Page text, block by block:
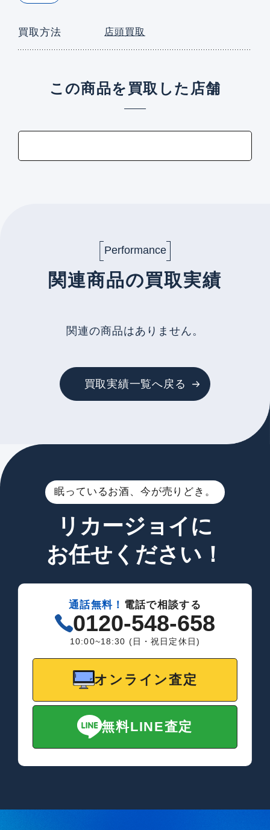
買取方法 店頭買取
この商品を買取した店舗
Performance
関連商品の買取実績
関連の商品はありません。
買取実績一覧へ戻る
眠っているお酒、今が売りどき。
リカージョイに
お任せください！
通話無料！ 電話で相談する
0120-548-658
10:00~18:30 (日・祝日定休日)
オンライン査定
無料LINE査定